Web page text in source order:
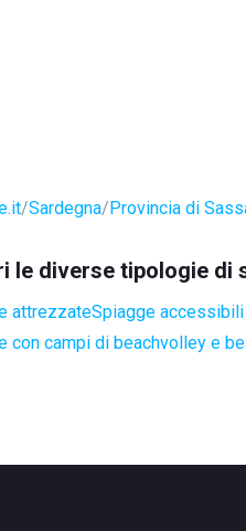
Sardegna Provincia di
le diverse tipologie di
attrezzateSpiagge
con campi di beachvolley e